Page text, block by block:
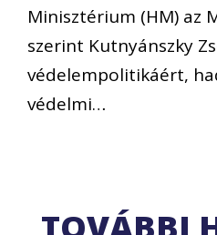
Minisztérium (HM) az
szerint Kutnyánszky
védelempolitikáért,
védelmi…